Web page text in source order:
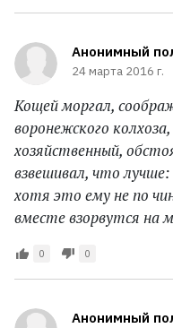
Анонимный
24 марта 2016 г.
Кощей моргал,
воронежского
хозяйственный,
взвешивал, что
хотя это ему не по
вместе взорвутся на
0 0
Анонимный